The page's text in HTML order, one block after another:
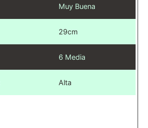
Muy Buena
29cm
6 Media
Alta